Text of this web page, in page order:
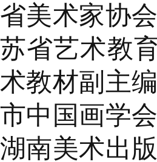
省美术家协
苏省艺术教
术教材副主
市中国画学
湖南美术出